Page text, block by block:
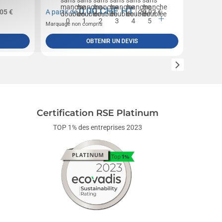
€ A partir de0,00CHF HT| 20,92 €
Marquage non compris
OBTENIR UN DEVIS
Certification RSE Platinum
TOP 1% des entreprises 2023